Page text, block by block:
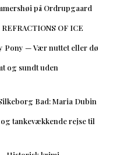
på Ordrupgaard
OF ICE
Pony — Vær nuttet eller dø
og sundt uden
Bad: Maria Dubin
og tankevækkende rejse til